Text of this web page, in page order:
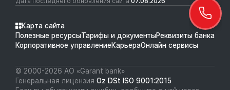
Карта сайта
Полезные ресурсыТарифы и документыРеквизиты банка
Корпоративное управлениеКарьераОнлайн сервисы
© 2000-2026 АО «Garant bank»
Генеральная лицензия Oz DSt ISO 9001:2015